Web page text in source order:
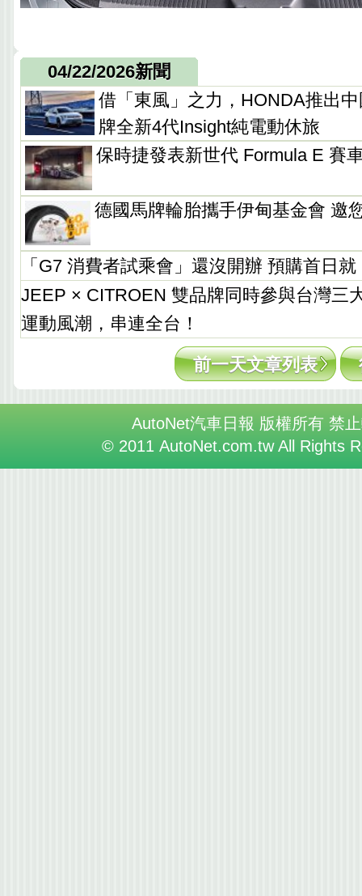
04/22/2026新聞
借「東風」之力，HONDA推出
牌全新4代Insight純電動休旅
保時捷發表新世代 Formula E 賽
德國馬牌輪胎攜手伊甸基金會 邀
「G7 消費者試乘會」還沒開辦 預購首日
JEEP × CITROEN 雙品牌同時參與台灣三
運動風潮，串連全台！
前一天文章列表
AutoNet汽車日報 版權所有 禁
© 2011 AutoNet.com.tw All Rights